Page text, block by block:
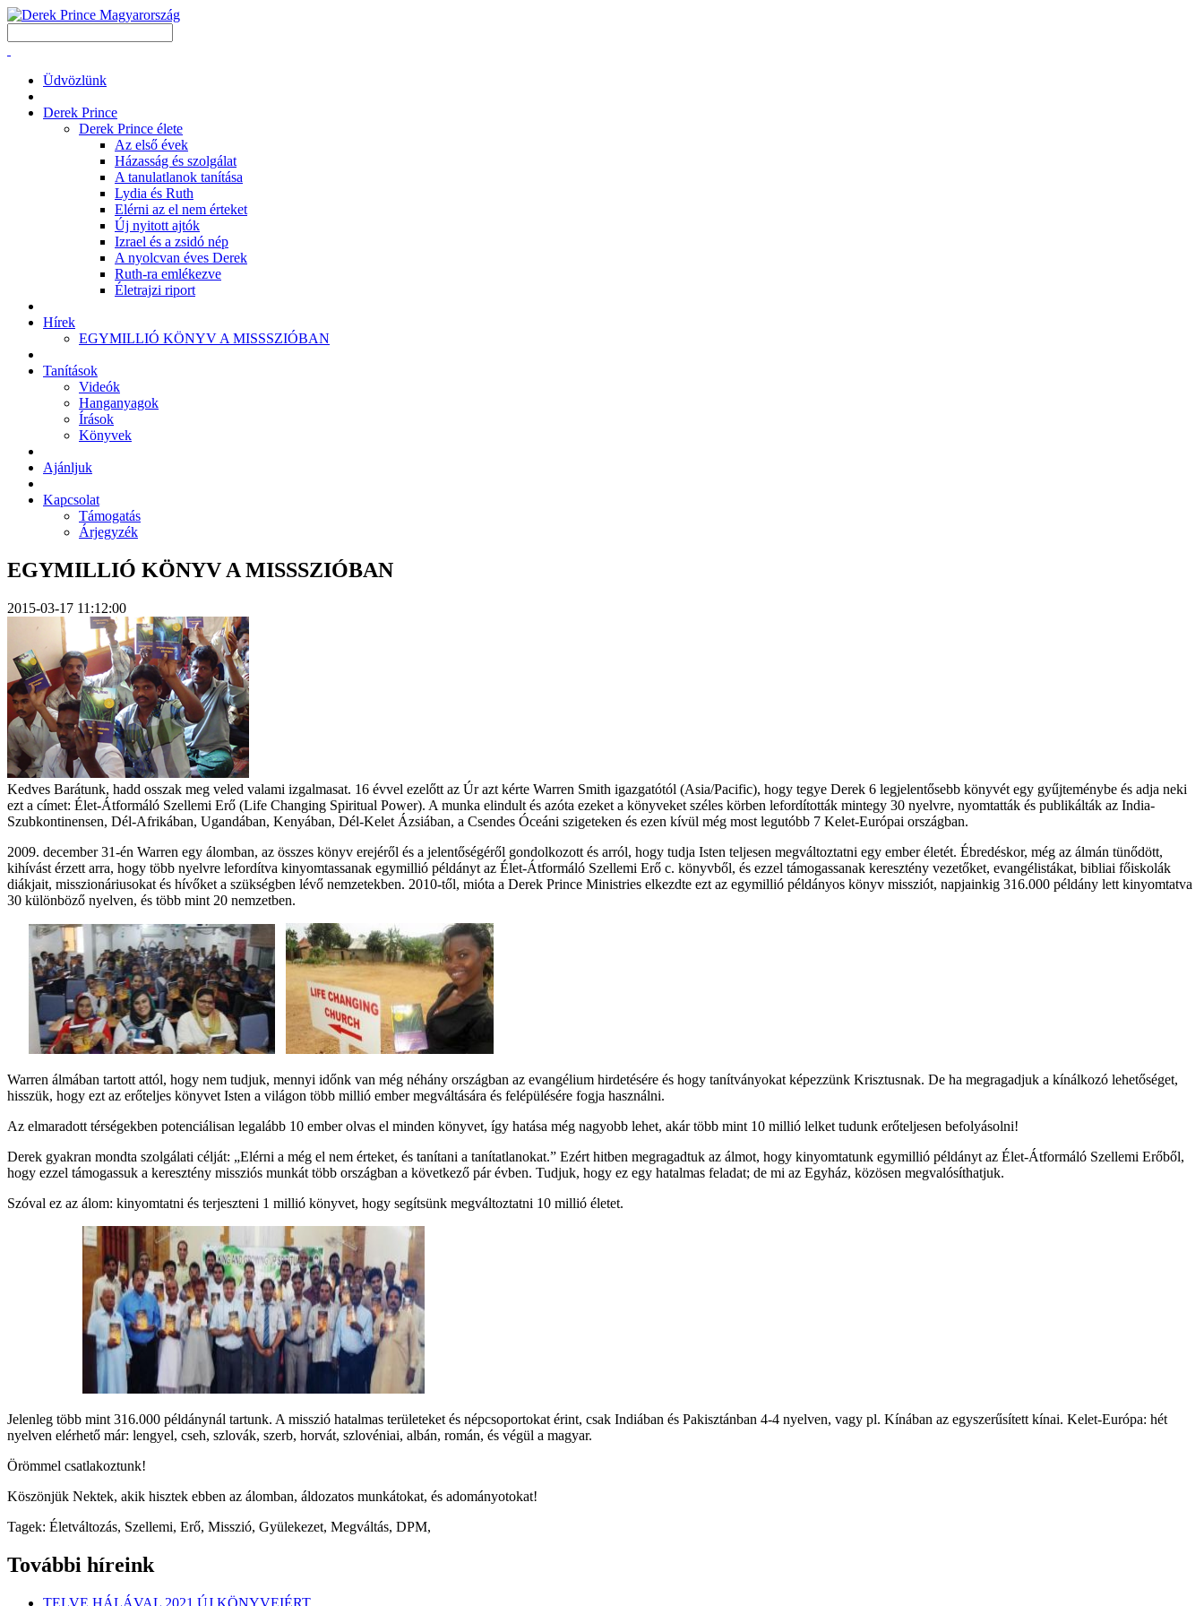
Üdvözlünk
Derek Prince
Derek Prince élete
Az első évek
Házasság és szolgálat
A tanulatlanok tanítása
Lydia és Ruth
Elérni az el nem érteket
Új nyitott ajtók
Izrael és a zsidó nép
A nyolcvan éves Derek
Ruth-ra emlékezve
Életrajzi riport
Hírek
EGYMILLIÓ KÖNYV A MISSSZIÓBAN
Tanítások
Videók
Hanganyagok
Írások
Könyvek
Ajánljuk
Kapcsolat
Támogatás
Árjegyzék
EGYMILLIÓ KÖNYV A MISSSZIÓBAN
2015-03-17 11:12:00
Kedves Barátunk, hadd osszak meg veled valami izgalmasat. 16 évvel ezelőtt az Úr azt kérte Warren Smith igazgatótól (Asia/Pacific), hogy tegye Derek 6 legjelentősebb könyvét egy gyűjteménybe és adja neki
ezt a címet: Élet-Átformáló Szellemi Erő (Life Changing Spiritual Power). A munka elindult és azóta ezeket a könyveket széles körben lefordították mintegy 30 nyelvre, nyomtatták és publikálták az India-
Szubkontinensen, Dél-Afrikában, Ugandában, Kenyában, Dél-Kelet Ázsiában, a Csendes Óceáni szigeteken és ezen kívül még most legutóbb 7 Kelet-Európai országban.
2009. december 31-én Warren egy álomban, az összes könyv erejéről és a jelentőségéről gondolkozott és arról, hogy tudja Isten teljesen megváltoztatni egy ember életét. Ébredéskor, még az álmán tünődött,
kihívást érzett arra, hogy több nyelvre lefordítva kinyomtassanak egymillió példányt az Élet-Átformáló Szellemi Erő c. könyvből, és ezzel támogassanak keresztény vezetőket, evangélistákat, bibliai főiskolák
diákjait, misszionáriusokat és hívőket a szükségben lévő nemzetekben. 2010-től, mióta a Derek Prince Ministries elkezdte ezt az egymillió példányos könyv missziót, napjainkig 316.000 példány lett kinyomtatva
30 különböző nyelven, és több mint 20 nemzetben.
Warren álmában tartott attól, hogy nem tudjuk, mennyi időnk van még néhány országban az evangélium hirdetésére és hogy tanítványokat képezzünk Krisztusnak. De ha megragadjuk a kínálkozó lehetőséget,
hisszük, hogy ezt az erőteljes könyvet Isten a világon több millió ember megváltására és felépülésére fogja használni.
Az elmaradott térségekben potenciálisan legalább 10 ember olvas el minden könyvet, így hatása még nagyobb lehet, akár több mint 10 millió lelket tudunk erőteljesen befolyásolni!
Derek gyakran mondta szolgálati célját: „Elérni a még el nem érteket, és tanítani a tanítatlanokat.” Ezért hitben megragadtuk az álmot, hogy kinyomtatunk egymillió példányt az Élet-Átformáló Szellemi Erőből,
hogy ezzel támogassuk a keresztény missziós munkát több országban a következő pár évben. Tudjuk, hogy ez egy hatalmas feladat; de mi az Egyház, közösen megvalósíthatjuk.
Szóval ez az álom: kinyomtatni és terjeszteni 1 millió könyvet, hogy segítsünk megváltoztatni 10 millió életet.
Jelenleg több mint 316.000 példánynál tartunk. A misszió hatalmas területeket és népcsoportokat érint, csak Indiában és Pakisztánban 4-4 nyelven, vagy pl. Kínában az egyszerűsített kínai. Kelet-Európa: hét
nyelven elérhető már: lengyel, cseh, szlovák, szerb, horvát, szlovéniai, albán, román, és végül a magyar.
Örömmel csatlakoztunk!
Köszönjük Nektek, akik hisztek ebben az álomban, áldozatos munkátokat, és adományotokat!
Tagek: Életváltozás, Szellemi, Erő, Misszió, Gyülekezet, Megváltás, DPM,
További híreink
TELVE HÁLÁVAL 2021 ÚJ KÖNYVEIÉRT